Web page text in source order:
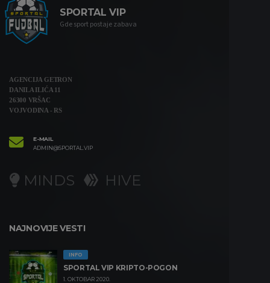
SPORTAL VIP
Gde sport postaje zabava
AGENCIJA GETRON
DANILA ILIĆA 11
26300 VRŠAC
VOJVODINA - RS
E-MAIL
ADMIN@SPORTAL.VIP
MINDS HIVE
NAJNOVIJE VESTI
INFO
SPORTAL VIP KRIPTO-POGON
1. OKTOBAR 2020.